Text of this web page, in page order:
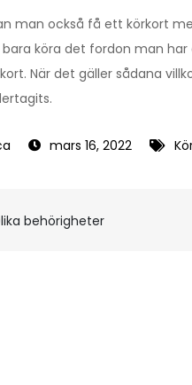
man också få ett körkort
köra det fordon man
När det gäller sådana
mars 16, 2022
behörigheter